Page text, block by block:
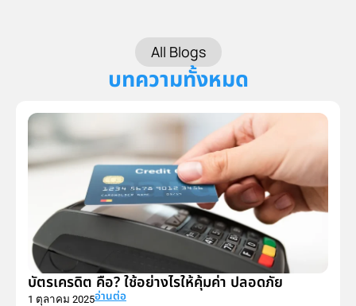
All Blogs
บทความทั้งหมด
บัตรเครดิต คือ? ใช้อย่างไรให้คุ้มค่า ปลอดภัย
1 ตุลาคม 2025อ่านต่อ